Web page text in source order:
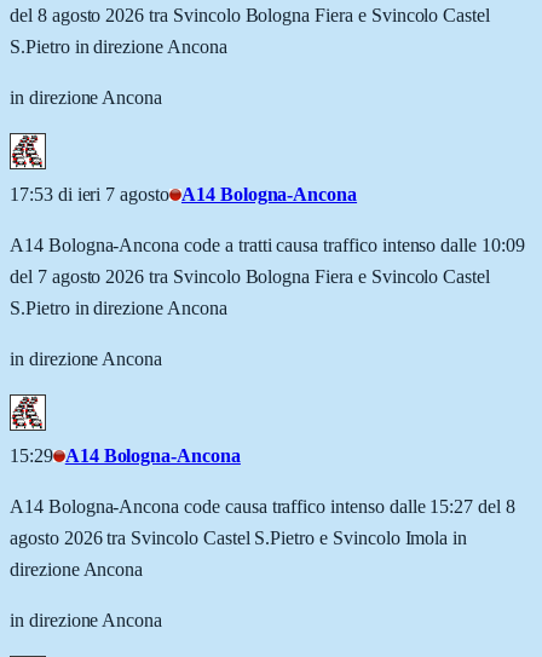
del 8 agosto 2026 tra Svincolo Bologna Fiera e Svincolo Castel
S.Pietro in direzione Ancona
in direzione Ancona
17:53 di ieri 7 agosto A14 Bologna-Ancona
A14 Bologna-Ancona code a tratti causa traffico intenso dalle 10:09
del 7 agosto 2026 tra Svincolo Bologna Fiera e Svincolo Castel
S.Pietro in direzione Ancona
in direzione Ancona
15:29 A14 Bologna-Ancona
A14 Bologna-Ancona code causa traffico intenso dalle 15:27 del 8
agosto 2026 tra Svincolo Castel S.Pietro e Svincolo Imola in
direzione Ancona
in direzione Ancona